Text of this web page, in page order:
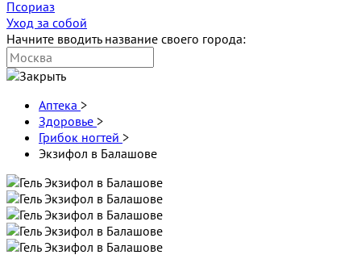
Псориаз
Уход за собой
Начните вводить название своего города:
Аптека >
Здоровье >
Грибок ногтей >
Экзифол в Балашове